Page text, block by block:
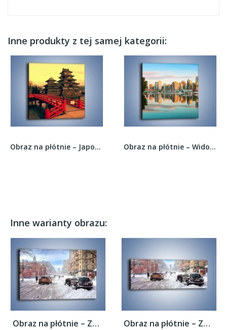
Inne produkty z tej samej kategorii:
Obraz na płótnie – Japońska architektura –... Obraz na płótnie – Widok na Vancouver –...
Inne warianty obrazu:
Obraz na płótnie – Zaśnieżone ulice miasta... Obraz na płótnie – Zaśnieżone ulice miasta...